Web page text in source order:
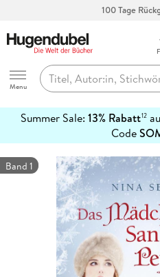
100 Tage
Hugendubel
Menu
Summer Sale: 13% Rabatt12
Code
erfahren
Band 1